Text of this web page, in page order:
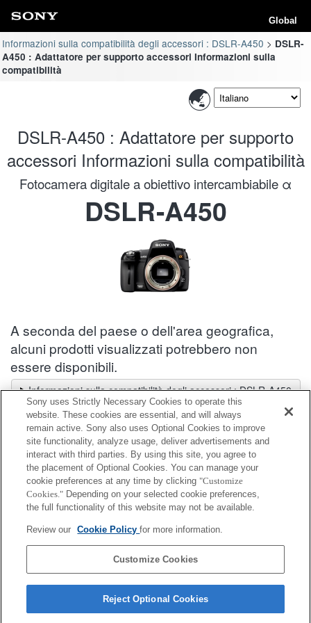
Global
Informazioni sulla compatibilità degli accessori : DSLR-A450
DSLR-
A450 : Adattatore per supporto accessori Informazioni sulla
compatibilità
DSLR-A450 : Adattatore per supporto
accessori Informazioni sulla compatibilità
Fotocamera digitale a obiettivo intercambiabile α
DSLR-A450
A seconda del paese o dell'area geografica,
alcuni prodotti visualizzati potrebbero non
essere disponibili.
Informazioni sulla compatibilità degli accessori : DSLR-A450
Selettore obiettivi
Seleziona un obiettivo consigliato per le foto che desideri scattare
Adattatore per supporto accessori
Completamente compatibile
ADP-AMA
Sony uses Strictly Necessary Cookies to operate this
website. These cookies are essential, and will always
remain active. Sony also uses Optional Cookies to improve
site functionality, analyze usage, deliver advertisements and
interact with third parties. By using this site, you agree to
the placement of Optional Cookies. You can manage your
cookie preferences at any time by clicking "Customize
Cookies." Depending on your selected cookie preferences,
the full functionality of this website may not be available.
Review our Cookie Policyfor more information.
Customize Cookies
Reject Optional Cookies